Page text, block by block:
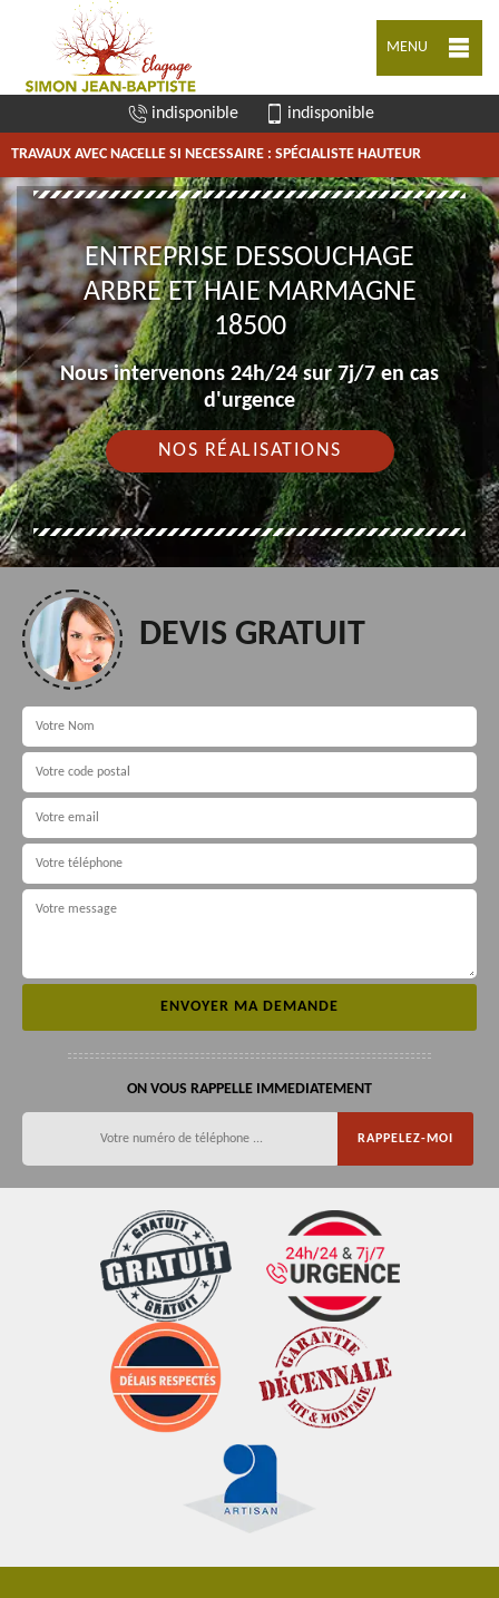
MENU
indisponible indisponible
TRAVAUX AVEC NACELLE SI NECESSAIRE : SPÉCIALISTE HAUTEUR
ENTREPRISE DESSOUCHAGE
ARBRE ET HAIE MARMAGNE
18500
Nous intervenons 24h/24 sur 7j/7 en cas
d'urgence
NOS RÉALISATIONS
DEVIS GRATUIT
ON VOUS RAPPELLE IMMEDIATEMENT